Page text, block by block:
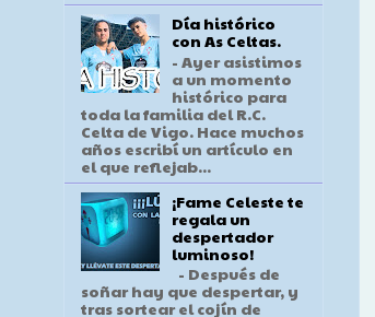
Día histórico
con As Celtas.
- Ayer asistimos
a un momento
histórico para
toda la familia del R.C.
Celta de Vigo. Hace muchos
años escribí un artículo en
el que reflejab...
¡Fame Celeste te
regala un
despertador
luminoso!
- Después de
soñar hay que despertar, y
tras sortear el cojín de